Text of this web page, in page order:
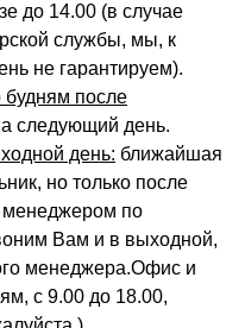
до 14.00 (в случае
службы, мы, к
не гарантируем).
после
следующий день.
день: ближайшая
но только после
менеджером по
Вам и в выходной,
менеджера.Офис и
с 9.00 до 18.00,